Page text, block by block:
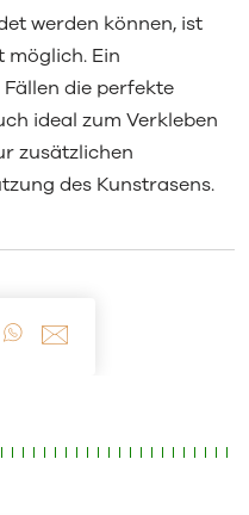
werden können, ist
möglich. Ein
die perfekte
ideal zum Verkleben
zusätzlichen
des Kunstrasens.